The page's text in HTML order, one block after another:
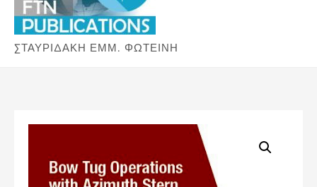
ΣΤΑΥΡΙΔΑΚΗ ΕΜΜ. ΦΩΤΕΙΝΗ